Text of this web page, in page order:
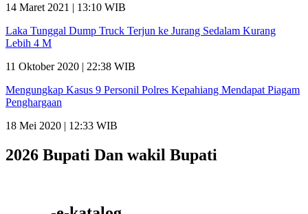
14 Maret 2021 | 13:10 WIB
Laka Tunggal Dump Truck Terjun ke Jurang Sedalam Kurang
Lebih 4 M
11 Oktober 2020 | 22:38 WIB
Mengungkap Kasus 9 Personil Polres Kepahiang Mendapat Piagam
Penghargaan
18 Mei 2020 | 12:33 WIB
2026 Bupati Dan wakil Bupati